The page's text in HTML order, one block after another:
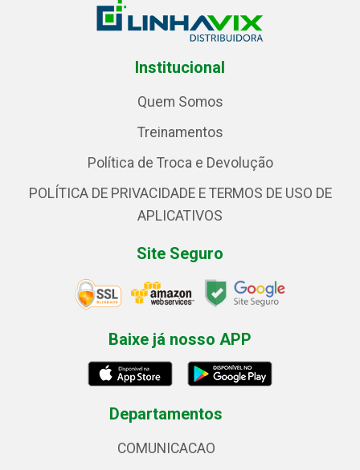
Institucional
Quem Somos
Treinamentos
Política de Troca e Devolução
POLÍTICA DE PRIVACIDADE E TERMOS DE USO DE
APLICATIVOS
Site Seguro
Baixe já nosso APP
Departamentos
COMUNICACAO